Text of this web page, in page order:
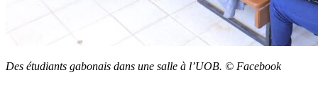
Des étudiants gabonais dans une salle à l’UOB. © Facebook